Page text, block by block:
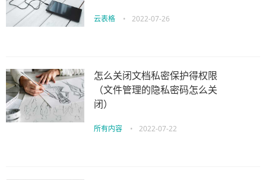
云表格 • 2022-07-26
怎么关闭文档私密保护得权限
（文件管理的隐私密码怎么关
闭）
所有内容 • 2022-07-22